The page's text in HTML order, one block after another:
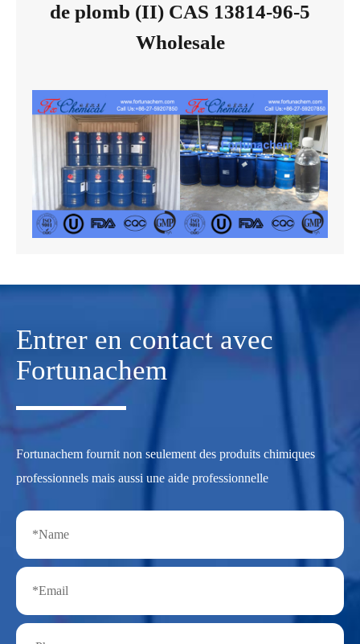
de plomb (II) CAS 13814-96-5
Wholesale
Entrer en contact avec
Fortunachem
Fortunachem fournit non seulement des produits chimiques
professionnels mais aussi une aide professionnelle